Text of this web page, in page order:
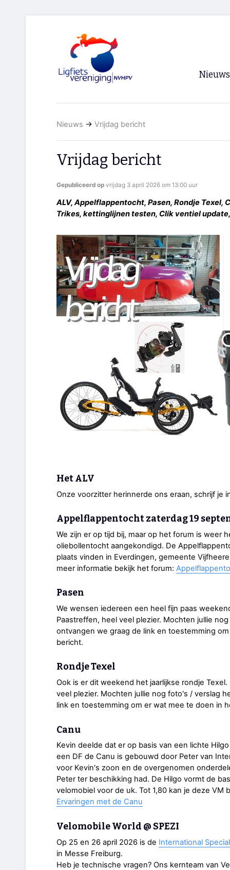
Nieuws
Nieuws → Vrijdag bericht
Vrijdag bericht
Gepubliceerd op vrijdag 3 april 2026 om 13:00 uur
ALV, Appelflappentocht, Pasen, Rondje Texel,
Trikes, kettinglijnen testen, Clik ventiel
Het ALV
Onze voorzitter herinnerde ons eraan, schrijf je
Appelflappentocht zaterdag 19
We zijn er op tijd bij, maar op het forum is weer
oliebollentocht aangekondigd. De
plaats vinden in Everdingen, gemeente
meer informatie bekijk het forum:
Pasen
We wensen iedereen een heel fijn paas
Paastreffen, heel veel plezier. Mochten jullie
ontvangen we graag de link en toestemming
bericht.
Rondje Texel
Ook is er dit weekend het jaarlijkse rondje
veel plezier. Mochten jullie nog foto's / verslag
link en toestemming om er wat mee te doen in
Canu
Kevin deelde dat er op basis van een lichte
een DF de Canu is gebouwd door Peter van
voor Kevin's zoon en de overgenomen
Peter ter beschikking had. De Hilgo vormt de
velomobiel voor de uk. Tot 1,80 kan je deze VM
Ervaringen met de Canu
Velomobile World @ SPEZI
Op 25 en 26 april 2026 is de International
in Messe Freiburg.
Heb je technische vragen? Ons kernteam van